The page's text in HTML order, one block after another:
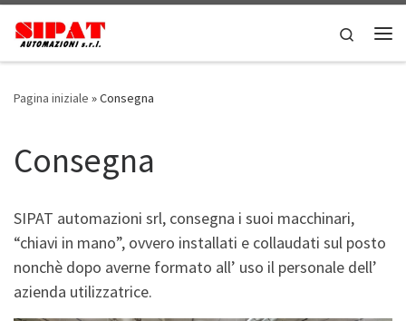
Passa al contenuto
Search
Pagina iniziale »Consegna
Consegna
SIPAT automazioni srl, consegna i suoi macchinari,
“chiavi in mano”, ovvero installati e collaudati sul posto
nonchè dopo averne formato all’ uso il personale dell’
azienda utilizzatrice.